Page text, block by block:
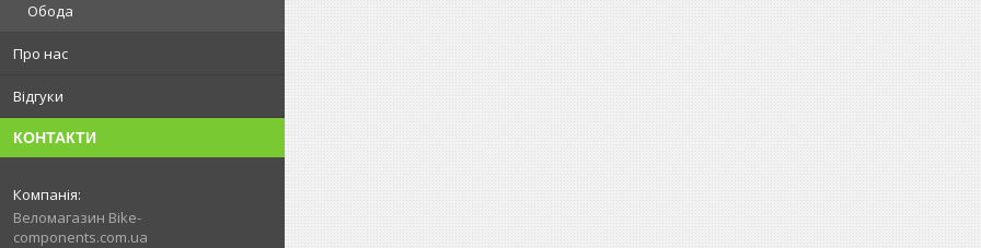
Обода
Про нас
Відгуки
КОНТАКТИ
Веломагазин Bike-
components.com.ua